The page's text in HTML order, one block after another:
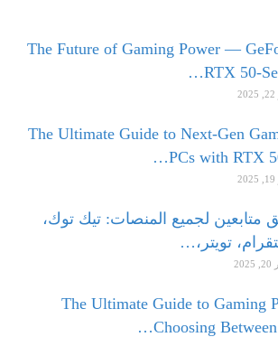
The Future of Gaming Power —
RTX 50-
The Ultimate Guide to Next-Gen
PCs with RTX
متابعين لجميع المنصات: تيك توك،
تويتر،…
The Ultimate Guide to Gaming
Choosing Between